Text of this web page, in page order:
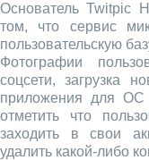
Основатель Twitpic
том, что сервис
пользовательскую
Фотографии
соцсети, загрузка
приложения для
отметить что
заходить в свои
удалить какой-либо